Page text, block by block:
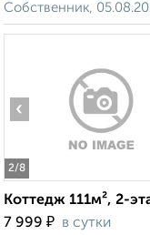
Собственник,
2/8
‹
Коттедж 111м², 2-
7 999 ₽ в сутки